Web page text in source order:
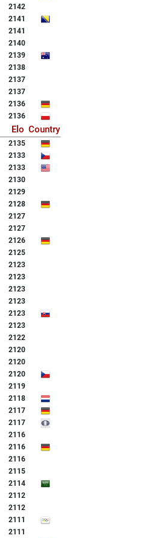
2142
2141
2141
2140
2139
2138
2137
2137
2136
2136
Elo Country
2135
2133
2133
2130
2129
2128
2127
2127
2126
2125
2123
2123
2123
2123
2123
2123
2122
2120
2120
2120
2119
2118
2117
2117
2116
2116
2116
2115
2114
2112
2112
2111
2111